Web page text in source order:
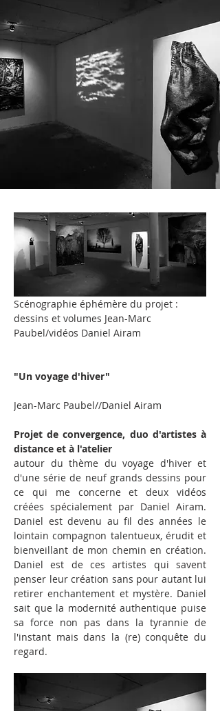
Scénographie éphémère du projet :
dessins et volumes Jean-Marc
Paubel/vidéos Daniel Airam
"Un voyage d'hiver"
Jean-Marc Paubel//Daniel Airam
Projet de convergence, duo d'artistes à
distance et à l'atelier
autour du thème du voyage d'hiver et
d'une série de neuf grands dessins pour
ce qui me concerne et deux vidéos
créées spécialement par Daniel Airam.
Daniel est devenu au fil des années le
lointain compagnon talentueux, érudit et
bienveillant de mon chemin en création.
Daniel est de ces artistes qui savent
penser leur création sans pour autant lui
retirer enchantement et mystère. Daniel
sait que la modernité authentique puise
sa force non pas dans la tyrannie de
l'instant mais dans la (re) conquête du
regard.